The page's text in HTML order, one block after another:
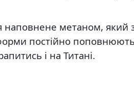
наповнене метаном, який
постійно
і на Титані.